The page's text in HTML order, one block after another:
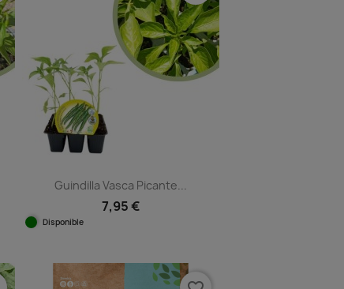
Guindilla Vasca Picante...
7,95 €
Disponible